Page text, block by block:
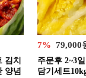
김치
양념
7% 79,000
주문후 2~3
담기세트